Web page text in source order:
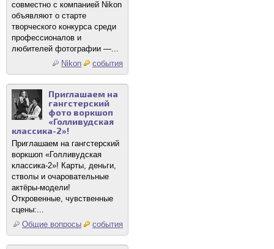
совместно с компанией Nikon
объявляют о старте
творческого конкурса среди
профессионалов и
любителей фотографии —...
Nikon
события
Приглашаем на
гангстерский
фото воркшоп
«Голливудская
классика-2»!
Приглашаем на гангстерский
воркшоп «Голливудская
классика-2»! Карты, деньги,
стволы и очаровательные
актёры-модели!
Откровенные, чувственные
сцены:...
Общие вопросы
события